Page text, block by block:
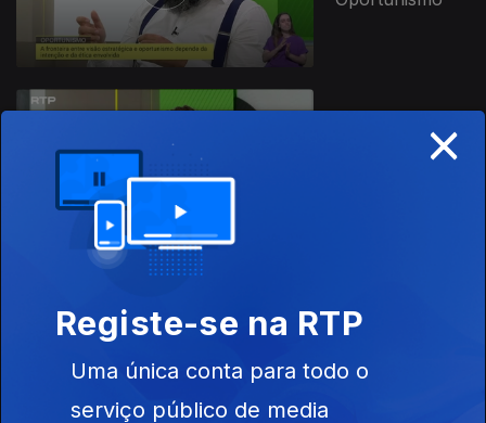
Ep. 108
Ruído nas
×
Registe-se na RTP
Uma única conta para todo o
serviço público de media